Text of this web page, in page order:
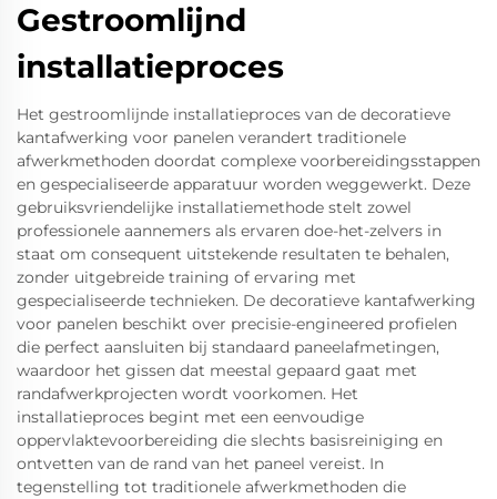
Gestroomlijnd
installatieproces
Het gestroomlijnde installatieproces van de decoratieve
kantafwerking voor panelen verandert traditionele
afwerkmethoden doordat complexe voorbereidingsstappen
en gespecialiseerde apparatuur worden weggewerkt. Deze
gebruiksvriendelijke installatiemethode stelt zowel
professionele aannemers als ervaren doe-het-zelvers in
staat om consequent uitstekende resultaten te behalen,
zonder uitgebreide training of ervaring met
gespecialiseerde technieken. De decoratieve kantafwerking
voor panelen beschikt over precisie-engineered profielen
die perfect aansluiten bij standaard paneelafmetingen,
waardoor het gissen dat meestal gepaard gaat met
randafwerkprojecten wordt voorkomen. Het
installatieproces begint met een eenvoudige
oppervlaktevoorbereiding die slechts basisreiniging en
ontvetten van de rand van het paneel vereist. In
tegenstelling tot traditionele afwerkmethoden die